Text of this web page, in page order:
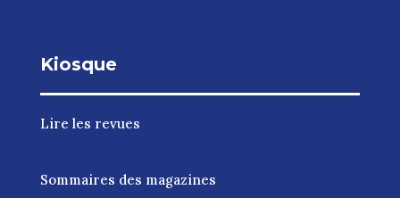
Kiosque
Lire les revues
Sommaires des magazines